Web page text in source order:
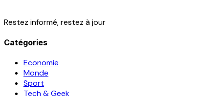
Restez informé, restez à jour
Catégories
Economie
Monde
Sport
Tech & Geek